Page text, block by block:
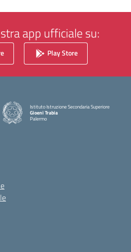
app ufficiale su:
Play Store
Istituto Istruzione Secondaria Superiore
Gioeni Trabia
Palermo